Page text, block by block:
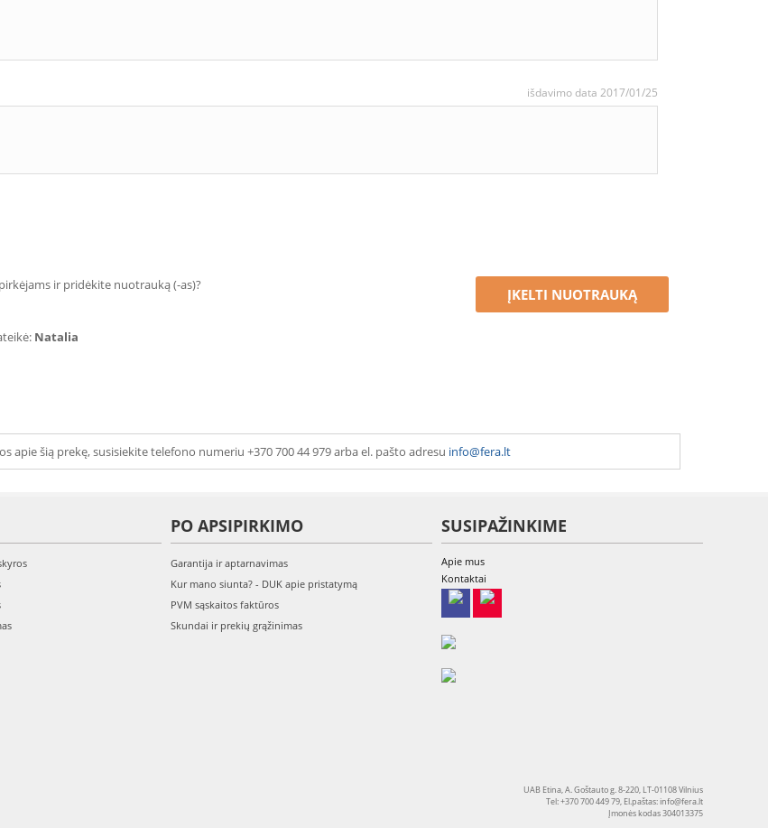
išdavimo data 2017/01/25
ir pridėkite nuotrauką (-as)?
ĮKELTI NUOTRAUKĄ
Natalia
apie šią prekę, susisiekite telefono numeriu +370 700 44 979 arba el. pašto adresu info@fera.lt
PO APSIPIRKIMO
Garantija ir aptarnavimas
Kur mano siunta? - DUK apie pristatymą
PVM sąskaitos faktūros
Skundai ir prekių grąžinimas
SUSIPAŽINKIME
Apie mus
Kontaktai
UAB Etina, A. Goštauto g. 8-220, LT-01108 Vilnius
Tel: +370 700 449 79, El.paštas:info@fera.lt
Įmonės kodas 304013375